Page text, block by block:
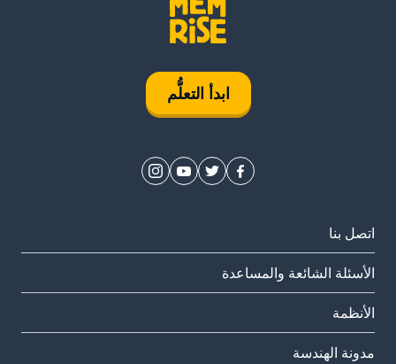
ابدأ التعلُّم
اتصل بنا
الأسئلة الشائعة والمساعدة
الأنظمة
مدونة الهندسة